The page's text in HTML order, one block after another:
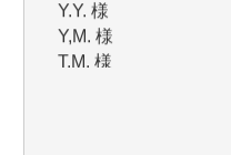
T.M. 様
マツモト ヤスアキ 様
マシオン 恵美香 様